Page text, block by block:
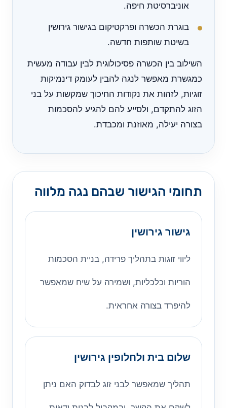
אוניברסיטת חיפה.
בוגרת הכשרה ופרקטיקום בגישור גירושין
בשיטת שותפות חדשה.
השילוב בין הכשרה פסיכולוגית לבין עבודה מעשית
כמגשרת מאפשר לנגה להבין לעומק דינמיקות
זוגיות, לזהות את נקודות החיכוך שמקשות על בני
הזוג להתקדם, ולסייע להם להגיע להסכמות
בצורה יעילה, מאוזנת ומכבדת.
תחומי הגישור שבהם נגה מלווה
גישור גירושין
ליווי זוגות בתהליך פרידה, בניית הסכמות
הוריות וכלכליות, ושמירה על שיח שמאפשר
להיפרד בצורה אחראית.
שלום בית ולחלופין גירושין
תהליך שמאפשר לבני זוג לבדוק האם ניתן